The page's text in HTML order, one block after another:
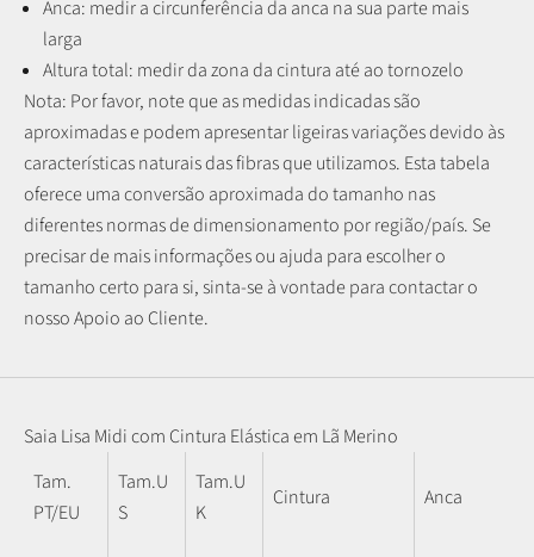
Anca: medir a circunferência da anca na sua parte mais
larga
Altura total: medir da zona da cintura até ao tornozelo
Nota: Por favor, note que as medidas indicadas são
aproximadas e podem apresentar ligeiras variações devido às
características naturais das fibras que utilizamos. Esta tabela
oferece uma conversão aproximada do tamanho nas
diferentes normas de dimensionamento por região/país. Se
precisar de mais informações ou ajuda para escolher o
tamanho certo para si, sinta-se à vontade para contactar o
nosso Apoio ao Cliente.
Saia Lisa Midi com Cintura Elástica em Lã Merino
Tam.
PT/EU
Tam.U
S
Tam.U
K
Cintura Anca